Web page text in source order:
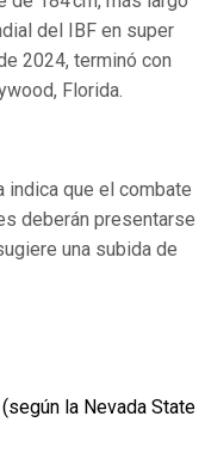
del IBF en super
2024, terminó con
Florida.
indica que el combate
deberán presentarse
una subida de
la Nevada State